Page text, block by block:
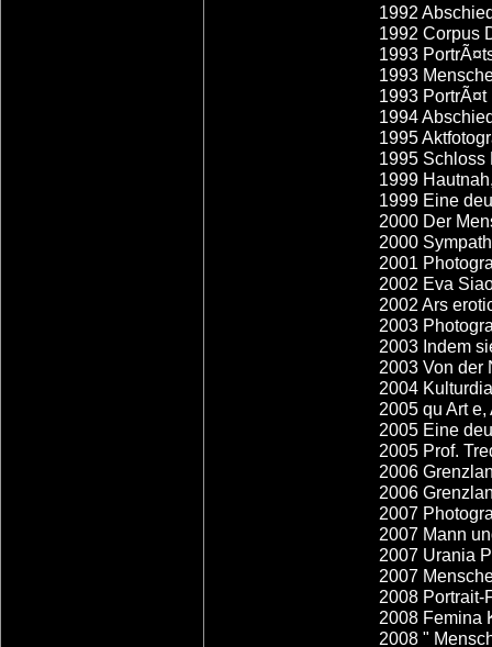
1992
1992 Corpus
1993
1993
1993
1994
1995
1995 Schloss
1999
1999 Eine
2000 Der
2000
2001
2002 Eva
2002 Ars
2003
2003 Indem
2003 Von der
2004
2005 qu Art
2005 Eine
2005 Prof.
2006
2006
2007
2007 Mann
2007 Urania
2007
2008 Portrait-
2008 Femina
2008 "